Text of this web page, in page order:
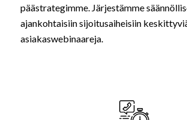
päästrategimme. Järjestämme
ajankohtaisiin sijoitusaiheisiin
asiakaswebinaareja.